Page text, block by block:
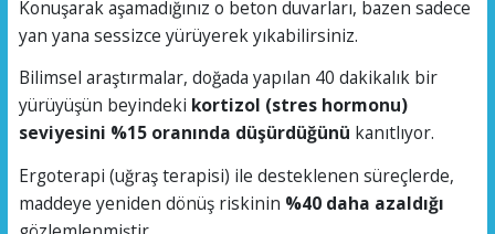
Konuşarak aşamadığınız o beton duvarları, bazen sadece
yan yana sessizce yürüyerek yıkabilirsiniz.
Bilimsel araştırmalar, doğada yapılan 40 dakikalık bir
yürüyüşün beyindeki kortizol (stres hormonu)
seviyesini %15 oranında düşürdüğünü kanıtlıyor.
Ergoterapi (uğraş terapisi) ile desteklenen süreçlerde,
maddeye yeniden dönüş riskinin %40 daha azaldığı